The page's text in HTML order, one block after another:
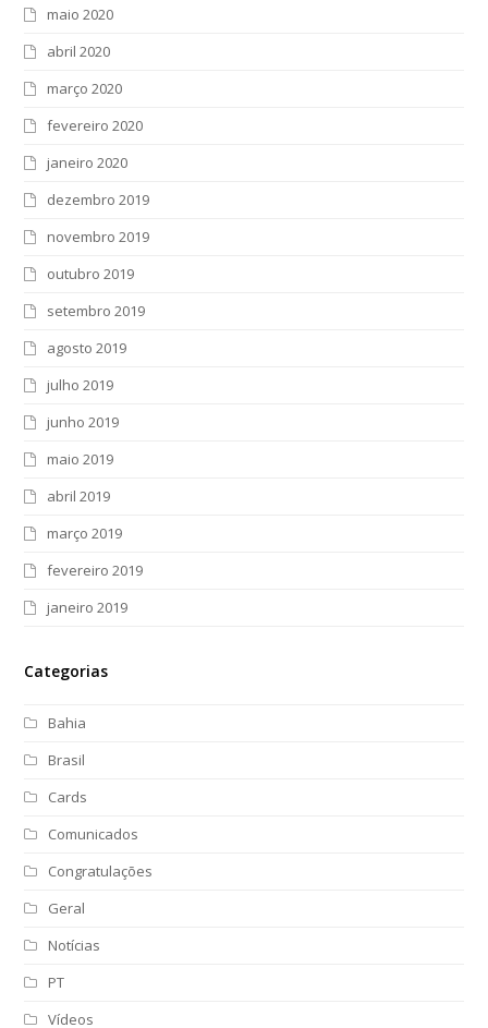
maio 2020
abril 2020
março 2020
fevereiro 2020
janeiro 2020
dezembro 2019
novembro 2019
outubro 2019
setembro 2019
agosto 2019
julho 2019
junho 2019
maio 2019
abril 2019
março 2019
fevereiro 2019
janeiro 2019
Categorias
Bahia
Brasil
Cards
Comunicados
Congratulações
Geral
Notícias
PT
Vídeos